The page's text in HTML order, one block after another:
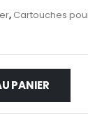
, Cartouches
PANIER